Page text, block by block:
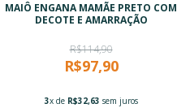
MAIÔ ENGANA MAMÃE PRETO COM
DECOTE E AMARRAÇÃO
R$114,90
R$97,90
3x de R$32,63 sem juros